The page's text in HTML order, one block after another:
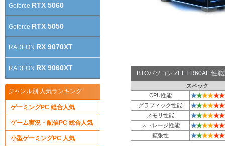
BTOパソコン ZEFT R60AE 性
スペック
CPU性能
★★★★★★
グラフィック性能 ★★★★★★
メモリ性能 ★★★★★★
ストレージ性能 ★★★★★★
拡張性 ★★★★★★
Geforce RTX 5060
Geforce RTX 5050
RADEON RX 9070XT
RADEON RX 9060XT
ジャンル別 人気ランキング
ゲーミングPC 総合人気
ゲーム実況・配信PC 総合人気
小型ゲーミングPC 人気